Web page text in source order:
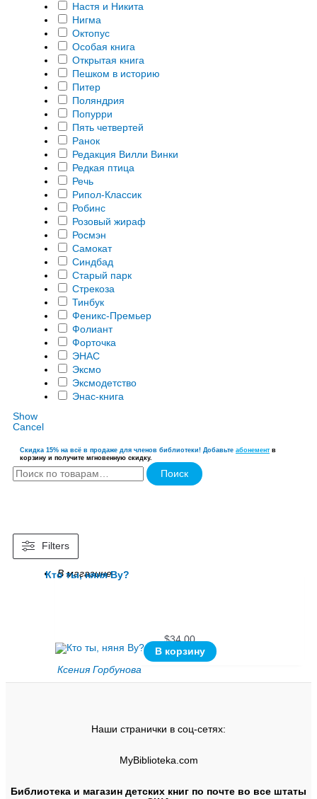
Настя и Никита
Нигма
Октопус
Особая книга
Открытая книга
Пешком в историю
Питер
Поляндрия
Попурри
Пять четвертей
Ранок
Редакция Вилли Винки
Редкая птица
Речь
Рипол-Классик
Робинс
Розовый жираф
Росмэн
Самокат
Синдбад
Старый парк
Стрекоза
Тинбук
Феникс-Премьер
Фолиант
Форточка
ЭНАС
Эксмо
Эксмодетство
Энас-книга
Show
Cancel
Скидка 15% на всё в продаже для членов библиотеки! Добавьте абонементв
корзину и получите мгновенную скидку.
Искать:
Поиск
Filters
В магазине
Ксения Горбунова
Кто ты, няня Ву?
$34.00
В корзину
Наши странички в соц-сетях:
MyBiblioteka.com
Библиотека и магазин детских книг по почте во все штаты